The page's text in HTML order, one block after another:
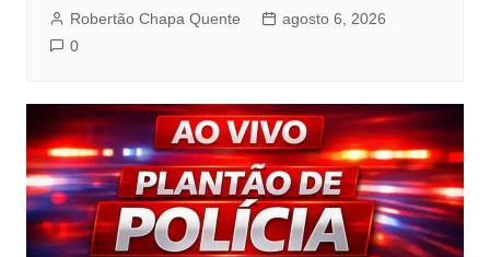
Robertão Chapa Quente
agosto 6, 2026
0